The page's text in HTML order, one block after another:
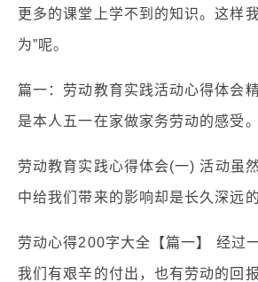
更多的课堂上学不到的知识。这样
为”呢。
篇一：劳动教育实践活动心得体会
是本人五一在家做家务劳动的感受。
劳动教育实践心得体会(一) 活动虽
中给我们带来的影响却是长久深远的
劳动心得200字大全【篇一】 经过
我们有艰辛的付出，也有劳动的回